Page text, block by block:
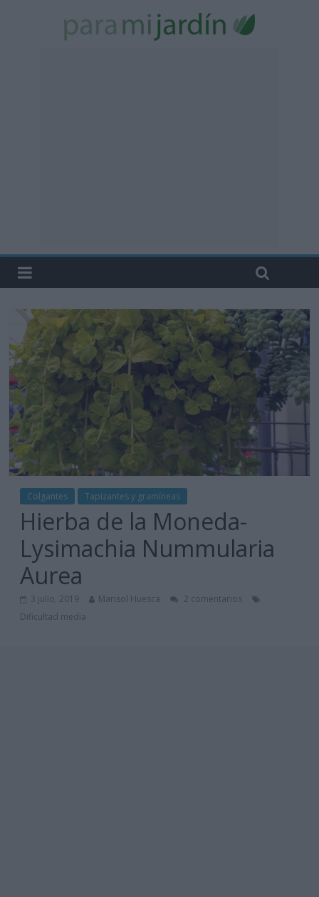
Colgantes Tapizantes y gramíneas
Hierba de la Moneda-
Lysimachia Nummularia
Aurea
3 julio, 2019 Marisol Huesca
2 comentarios
Dificultad media